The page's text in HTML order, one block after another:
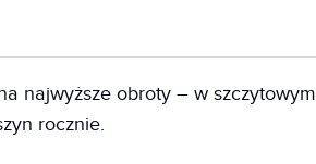
najwyższe obroty – w szczytowym
rocznie.